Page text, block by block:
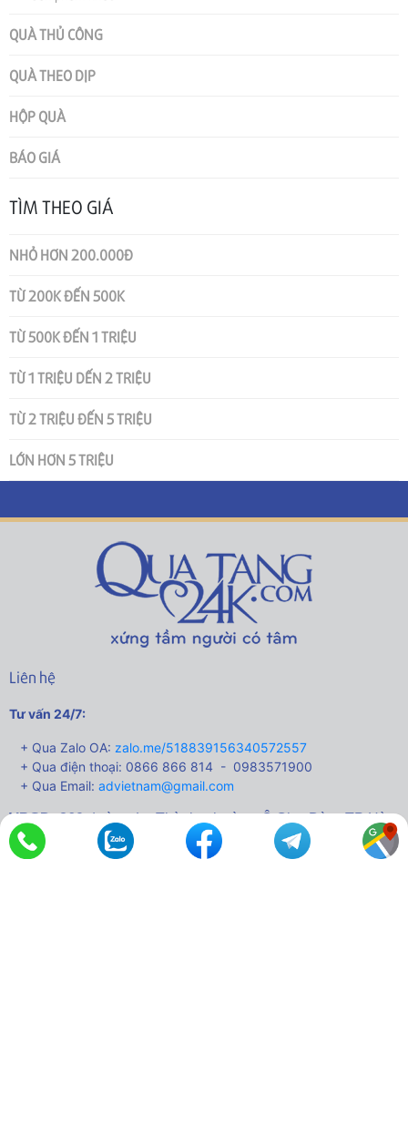
QUÀ THỦ CÔNG
QUÀ THEO DỊP
HỘP QUÀ
BÁO GIÁ
TÌM THEO GIÁ
NHỎ HƠN 200.000Đ
TỪ 200K ĐẾN 500K
TỪ 500K ĐẾN 1 TRIỆU
TỪ 1 TRIỆU DẾN 2 TRIỆU
TỪ 2 TRIỆU ĐẾN 5 TRIỆU
LỚN HƠN 5 TRIỆU
Liên hệ
Tư vấn 24/7:
+ Qua Zalo OA: zalo.me/518839156340572557
+ Qua điện thoại: 0866 866 814 - 0983571900
+ Qua Email: advietnam@gmail.com
VPGD:360 đường La Thành,phường Ô Chợ Dừa, TP Hà
Nội.
Tel:024 3512 2882 * Website:www.quatang24k.com